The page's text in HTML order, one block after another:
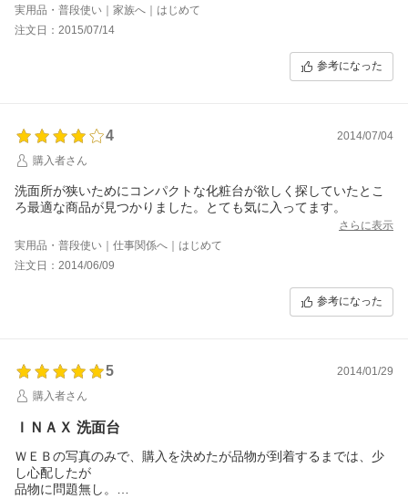
実用品・普段使い｜家族へ｜はじめて
注文日：2015/07/14
参考になった
4
2014/07/04
購入者さん
洗面所が狭いためにコンパクトな化粧台が欲しく探していたとこ
ろ最適な商品が見つかりました。とても気に入ってます。
さらに表示
実用品・普段使い｜仕事関係へ｜はじめて
注文日：2014/06/09
参考になった
5
2014/01/29
購入者さん
ＩＮＡＸ 洗面台
ＷＥＢの写真のみで、購入を決めたが品物が到着するまでは、少
し心配したが
品物に問題無し。